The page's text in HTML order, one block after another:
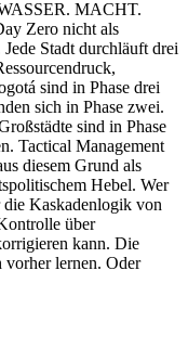
MACHT.
Zero nicht als
Stadt durchläuft drei
sind in Phase drei
sich in Phase zwei.
sind in Phase
Tactical Management
diesem Grund als
Hebel. Wer
Kaskadenlogik von
über
kann. Die
lernen. Oder